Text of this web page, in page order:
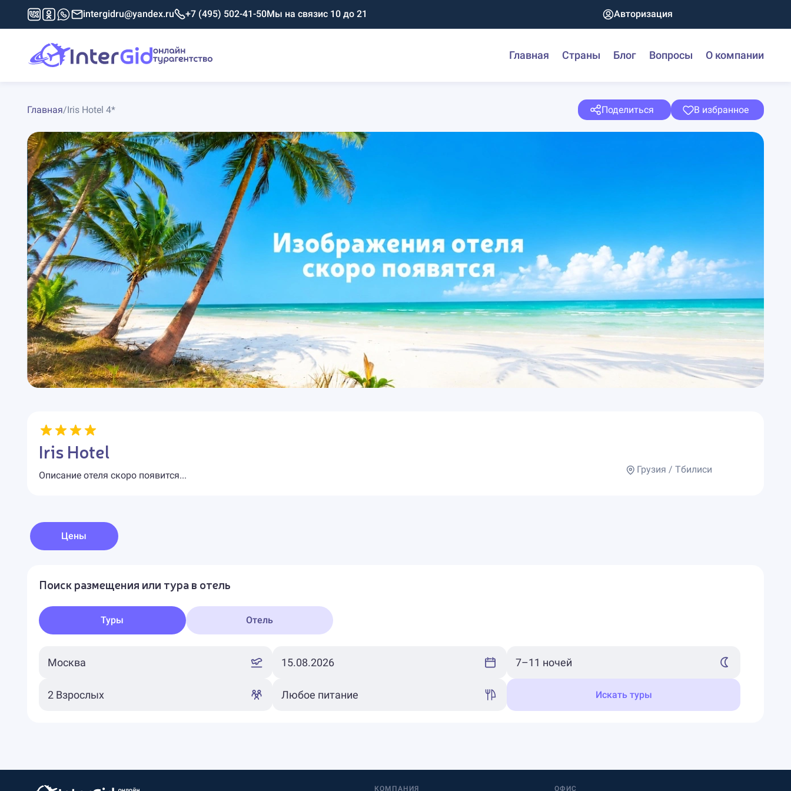
intergidru@yandex.ru +7 (495) 502-41-50Мы на связис 10 до 21 Авторизация
Главная Страны Блог Вопросы О компании
Главная/Iris Hotel 4* Поделиться В избранное
Iris Hotel
Описание отеля скоро появится...
Грузия / Тбилиси
Цены
Поиск размещения или тура в отель
Туры Отель
Искать туры
КОМПАНИЯ ОФИС